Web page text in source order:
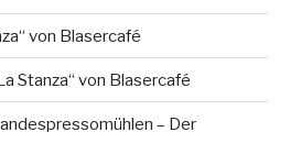
von Blasercafé
Stanza“ von Blasercafé
– Der